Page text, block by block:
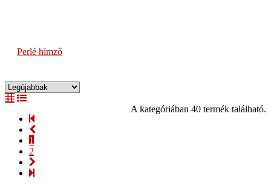
Perlé hímző
A kategóriában 40 termék található.
1
2